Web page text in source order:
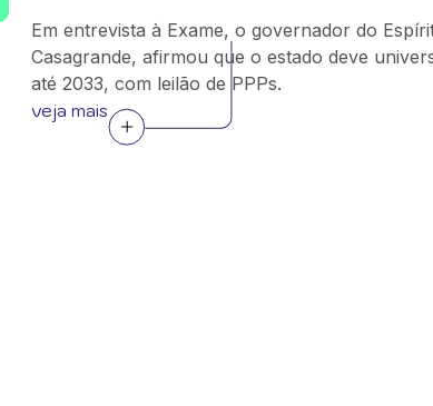
Em entrevista à Exame, o governador do
Casagrande, afirmou que o estado deve
até 2033, com leilão de PPPs.
veja mais